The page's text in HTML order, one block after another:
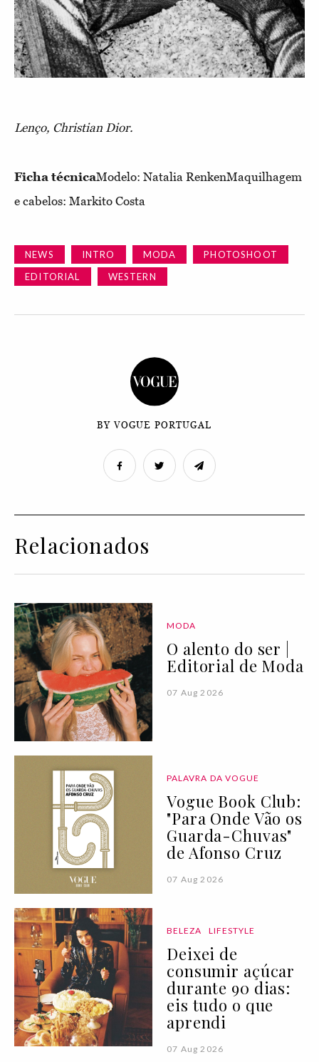
Lenço, Christian Dior.
Ficha técnicaModelo: Natalia RenkenMaquilhagem
e cabelos: Markito Costa
NEWS INTRO MODA
PHOTOSHOOT
EDITORIAL
WESTERN
BY VOGUE PORTUGAL
Relacionados
MODA
O alento do ser |
Editorial de Moda
07 Aug 2026
PALAVRA DA VOGUE
Vogue Book Club:
"Para Onde Vão os
Guarda-Chuvas"
de Afonso Cruz
07 Aug 2026
BELEZA LIFESTYLE
Deixei de
consumir açúcar
durante 90 dias:
eis tudo o que
aprendi
07 Aug 2026